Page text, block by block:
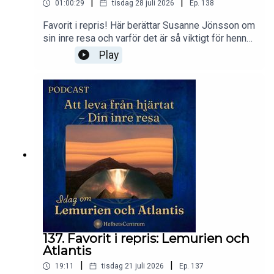
01:00:29 tisdag 28 juli 2026 Ep. 138
Favorit i repris! Här berättar Susanne Jönsson om
sin inre resa och varför det är så viktigt för henne
att leva från hjärtat. Du kommer att få råd och tips
på hur du kan öka ditt välmående, hantera stress
och oro och hur du själv kan göra för att utforska
de djupare nivåerna av din inre kunskap.Susanne
Jönsson är grundaren av HelhetsCentrum, en
internationell skola för personlig och andlig
utveckling. Skolans arbete bygger på tusenårig
kunskap, anpassad efter modern tid. Varmt
välkommen till ett nytt avsnitt av podden Att Leva
från hjärtat – Din inre resa.Utforska mer:✦
Hemsida: helhetscentrum.se
Play
137. Favorit i repris: Lemurien och
Atlantis
19:11 tisdag 21 juli 2026 Ep. 137